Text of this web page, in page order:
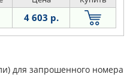
4 603 р.
для запрошенного номера